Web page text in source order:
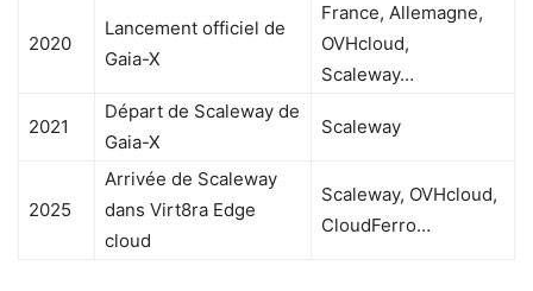
2020
Lancement officiel de
Gaia-X
France, Allemagne,
OVHcloud,
Scaleway…
2021
Départ de Scaleway de
Gaia-X
Scaleway
2025
Arrivée de Scaleway
dans Virt8ra Edge
cloud
Scaleway, OVHcloud,
CloudFerro…